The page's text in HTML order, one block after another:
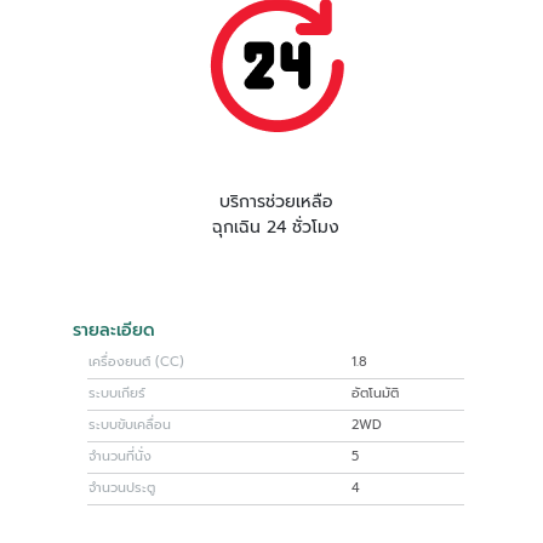
บริการช่วยเหลือ
ฉุกเฉิน 24 ชั่วโมง
รายละเอียด
เครื่องยนต์ (CC)
1.8
ระบบเกียร์
อัตโนมัติ
ระบบขับเคลื่อน
2WD
จำนวนที่นั่ง
5
จำนวนประตู
4